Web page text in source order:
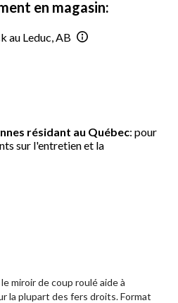
en magasin:
au Leduc, AB
résidant au Québec: pour
sur l'entretien et la
miroir de coup roulé aide à
la plupart des fers droits. Format